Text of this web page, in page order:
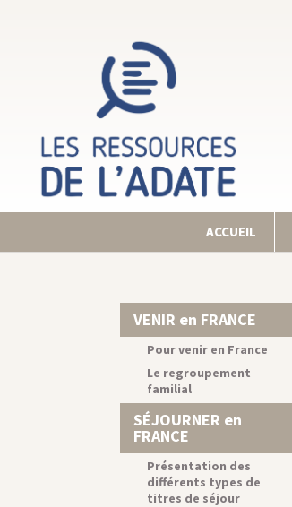
ACCUEIL
VENIR en FRANCE
Pour venir en France
Le regroupement
familial
SÉJOURNER en
FRANCE
Présentation des
différents types de
titres de séjour